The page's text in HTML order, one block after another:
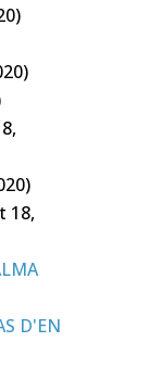
18,
D'EN